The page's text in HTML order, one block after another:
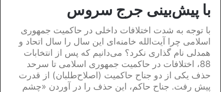
با پیش‌بینی جرج سروس
با توجه به شدت اختلافات داخلی در حاکمیت جمهوری
اسلامی چرا آیت‌الله خامنه‌ای این سال را سال اتحاد و
همدلی نام گذاری نکرد؟ می‌دانیم که پس از انتخابات
88، اختلافات در حاکمیت جمهوری اسلامی تا سرحد
حذف یکی از دو جناح حاکمیت (اصلاح‌طلبان) از قدرت
پیش رفت. جناح حاکم، این حذف را در آوردن «چشم